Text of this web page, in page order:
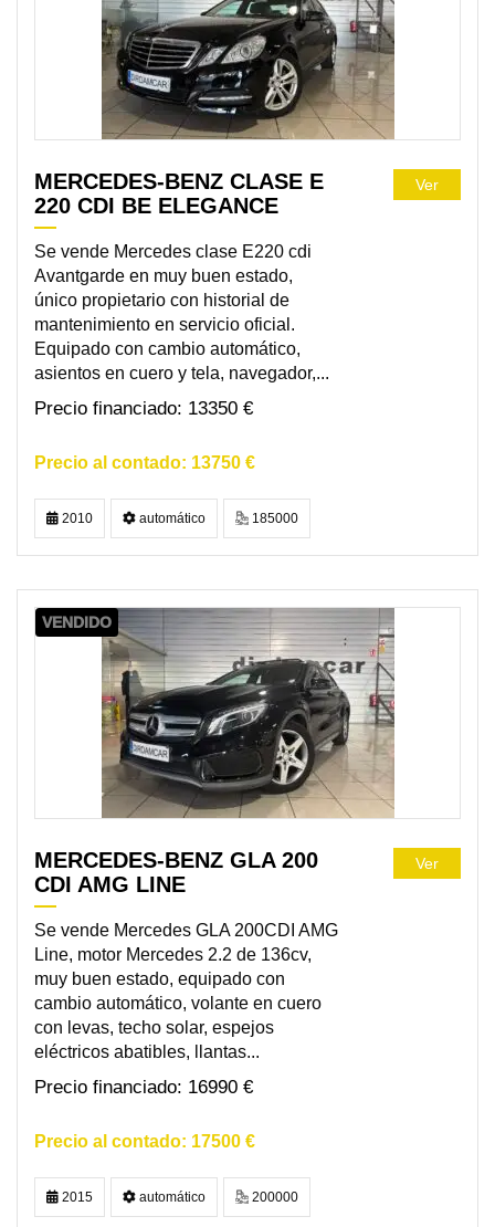
MERCEDES-BENZ CLASE E
220 CDI BE ELEGANCE
Se vende Mercedes clase E220 cdi
Avantgarde en muy buen estado,
único propietario con historial de
mantenimiento en servicio oficial.
Equipado con cambio automático,
asientos en cuero y tela, navegador,...
13350 €
13750 €
Ver
2010 automático 185000
VENDIDO
MERCEDES-BENZ GLA 200
CDI AMG LINE
Se vende Mercedes GLA 200CDI AMG
Line, motor Mercedes 2.2 de 136cv,
muy buen estado, equipado con
cambio automático, volante en cuero
con levas, techo solar, espejos
eléctricos abatibles, llantas...
16990 €
17500 €
Ver
2015 automático 200000